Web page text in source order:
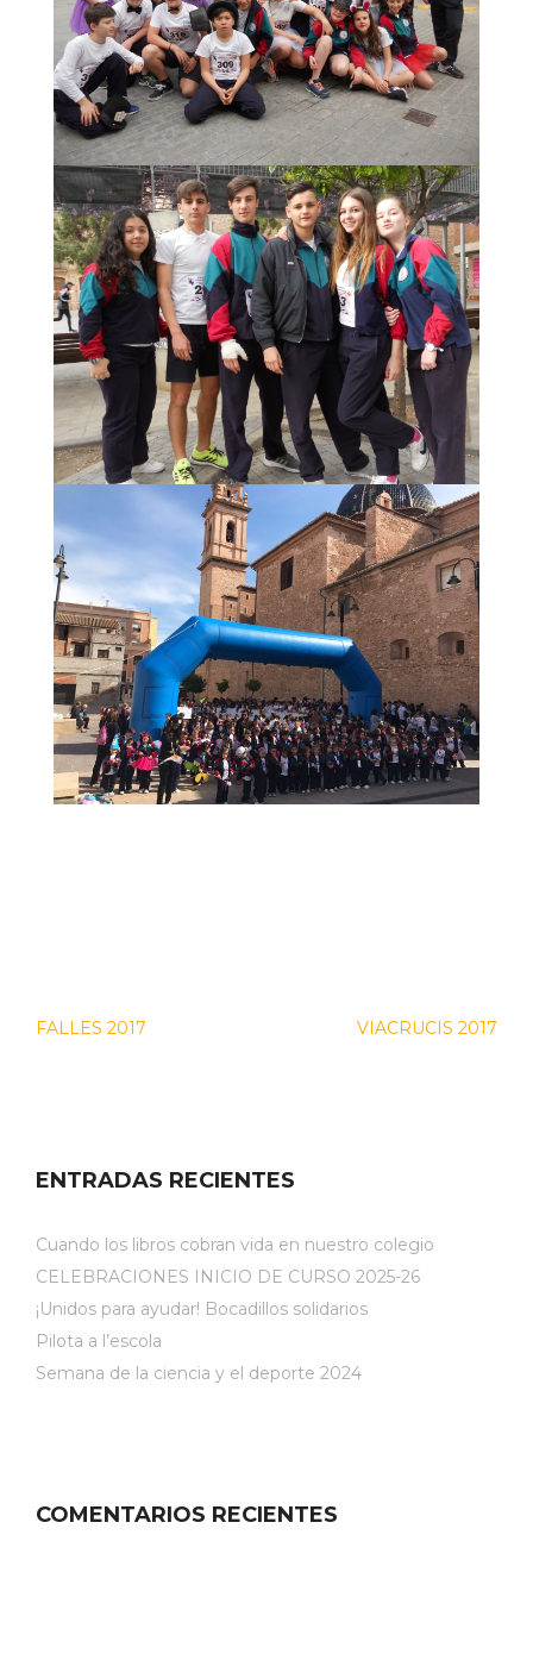
Navegación
FALLES 2017 VIACRUCIS 2017
ENTRADAS RECIENTES
Cuando los libros cobran vida en nuestro colegio
CELEBRACIONES INICIO DE CURSO 2025-26
¡Unidos para ayudar! Bocadillos solidarios
Pilota a l’escola
Semana de la ciencia y el deporte 2024
COMENTARIOS RECIENTES